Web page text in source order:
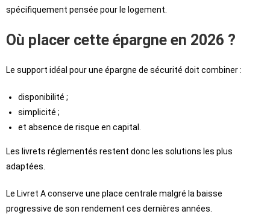
spécifiquement pensée pour le logement.
Où placer cette épargne en 2026 ?
Le support idéal pour une épargne de sécurité doit combiner :
disponibilité ;
simplicité ;
et absence de risque en capital.
Les livrets réglementés restent donc les solutions les plus
adaptées.
Le Livret A conserve une place centrale malgré la baisse
progressive de son rendement ces dernières années.